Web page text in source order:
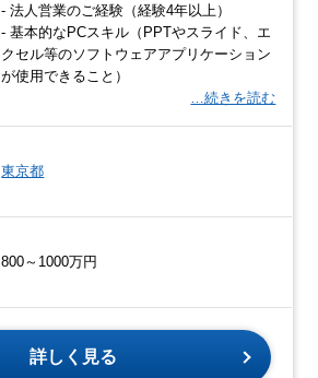
- 法人営業のご経験（経験4年以上）
- 基本的なPCスキル（PPTやスライド、エ
クセル等のソフトウェアアプリケーション
が使用できること）
…続きを読む
東京都
800～1000万円
詳しく見る